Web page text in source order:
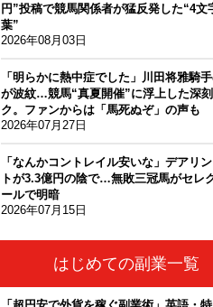
円”投稿で競馬関係者が猛反発した“4文
葉”
2026年08月03日
「明らかに熱中症でした」川田将雅騎
が波紋…競馬“真夏開催”に浮上した深
ク。ファンからは「馬死ぬぞ」の声も
2026年07月27日
「なんかコントレイル安いな」デアリ
トが3.3億円の陰で…無敗三冠馬がセレ
ールで明暗
2026年07月15日
はじめての副業一覧